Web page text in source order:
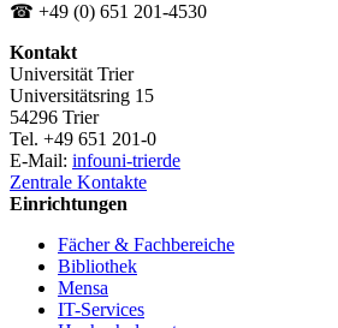
☎ +49 (0) 651 201-4530
Kontakt
Universität Trier
Universitätsring 15
54296 Trier
Tel. +49 651 201-0
E-Mail: infouni-trierde
Zentrale Kontakte
Einrichtungen
Fächer & Fachbereiche
Bibliothek
Mensa
IT-Services